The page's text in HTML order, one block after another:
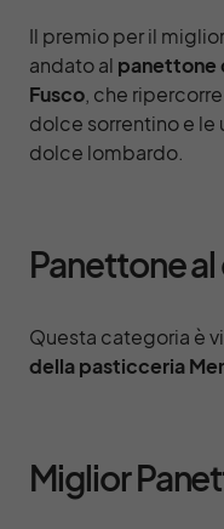
Il premio per il
andato al panettone
Fusco , che
dolce sorrentino e le
dolce lombardo.
Panettone
Questa categoria è
della pasticceria
Miglior